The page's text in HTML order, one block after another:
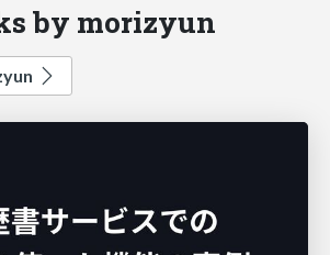
by morizyun